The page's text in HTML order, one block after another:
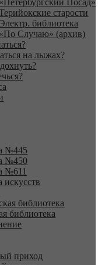
«Петербургский Посад»
старости
Электр. библиотека
«По Случаю» (архив)
на лыжах?
№445
№450
№611
библиотека
библиотека
приход